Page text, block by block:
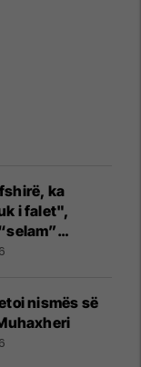
ka
i falet",
nismës së